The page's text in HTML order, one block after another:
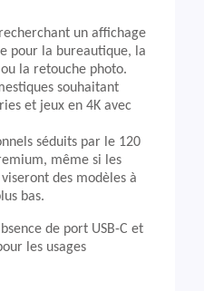
un affichage
pour la bureautique, la
la retouche photo.
souhaitant
et jeux en 4K avec
séduits par le 120
même si les
des modèles à
bas.
de port USB-C et
les usages